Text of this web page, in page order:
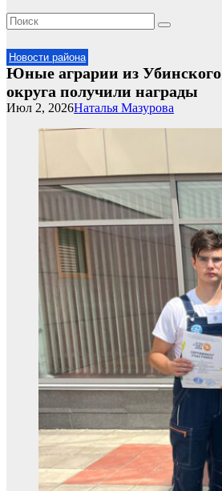
Новости района
Юные аграрии из Убинского
округа получили награды
Наталья Мазурова
Июл 2, 2026